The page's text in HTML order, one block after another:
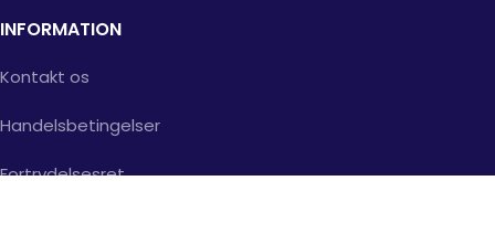
INFORMATION
Kontakt os
Handelsbetingelser
Fortrydelsesret